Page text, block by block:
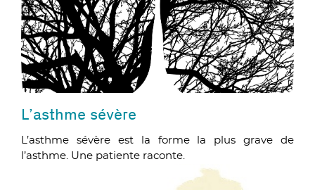
L’asthme sévère
L’asthme sévère est la forme la plus grave de
l’asthme. Une patiente raconte.